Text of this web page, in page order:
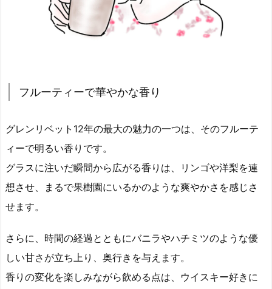
フルーティーで華やかな香り
グレンリベット12年の最大の魅力の一つは、そのフルーテ
ィーで明るい香りです。
グラスに注いだ瞬間から広がる香りは、リンゴや洋梨を連
想させ、まるで果樹園にいるかのような爽やかさを感じさ
せます。
さらに、時間の経過とともにバニラやハチミツのような優
しい甘さが立ち上り、奥行きを与えます。
香りの変化を楽しみながら飲める点は、ウイスキー好きに